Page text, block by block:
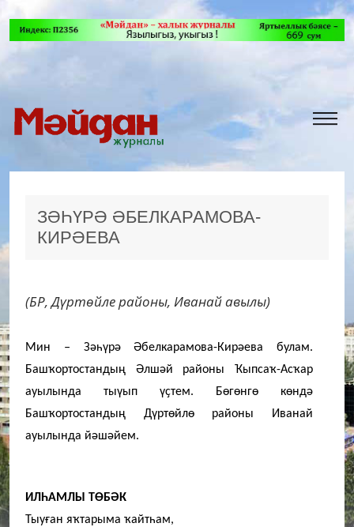
ЗӘҺҮРӘ ӘБЕЛКАРАМОВА-
КИРӘЕВА
(БР, Дүртөйле районы, Иванай авылы)
Мин ‒
Зәһүрә Әбелкарамова-Кирәева булам.
Башҡортостандың Әлшәй районы Ҡыпсаҡ-Асҡар
ауылында тыүып үҫтем.
Бөгөнгө көндә
Башҡортостандың Дүртөйлө районы Иванай
ауылында йәшәйем.
ИЛҺАМЛЫ ТӨБӘК
Тыуған яҡтарыма ҡайтһам,